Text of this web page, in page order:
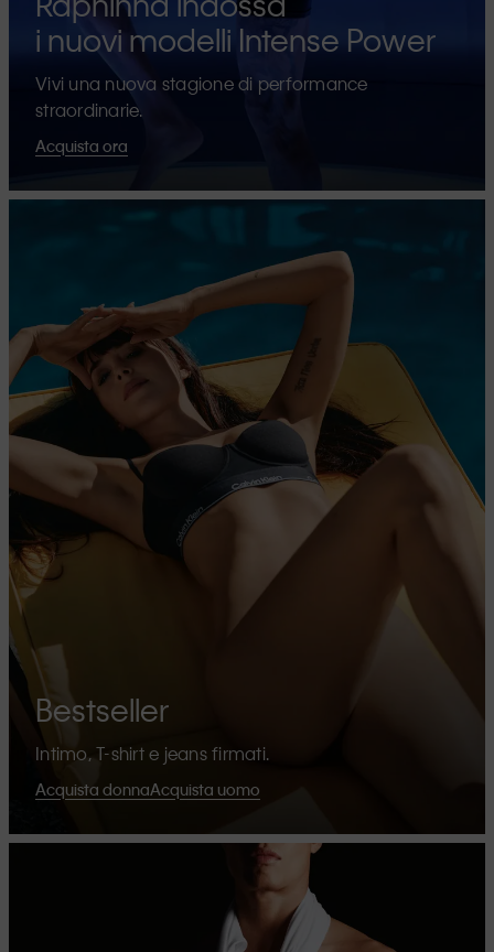
i nuovi modelli Intense Power
Vivi una nuova stagione di performance
straordinarie.
Acquista ora
Bestseller
Intimo, T-shirt e jeans firmati.
Acquista donnaAcquista uomo